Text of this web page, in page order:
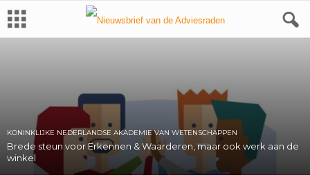
KONINKLIJKE NEDERLANDSE AKADEMIE VAN WETENSCHAPPEN
Brede steun voor Erkennen & Waarderen, maar ook werk aan de
winkel